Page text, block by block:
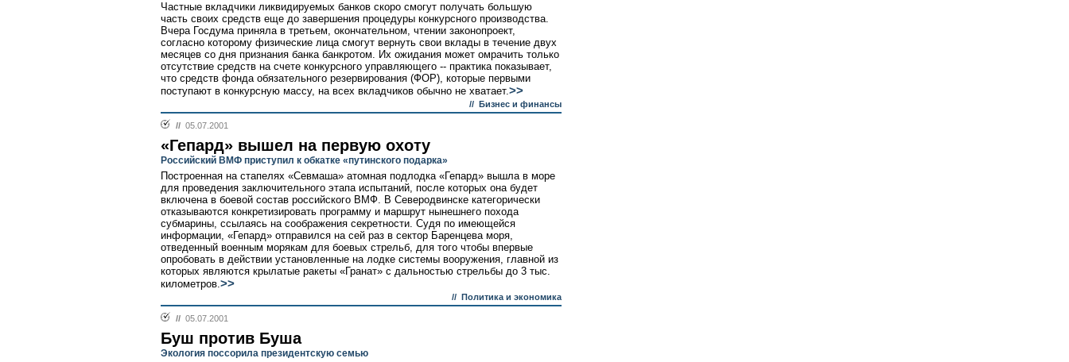
Частные вкладчики ликвидируемых банков скоро смогут получать большую
часть своих средств еще до завершения процедуры конкурсного производства.
Вчера Госдума приняла в третьем, окончательном, чтении законопроект,
согласно которому физические лица смогут вернуть свои вклады в течение двух
месяцев со дня признания банка банкротом. Их ожидания может омрачить только
отсутствие средств на счете конкурсного управляющего -- практика показывает,
что средств фонда обязательного резервирования (ФОР), которые первыми
поступают в конкурсную массу, на всех вкладчиков обычно не хватает.>>
// Бизнес и финансы
// 05.07.2001
«Гепард» вышел на первую охоту
Российский ВМФ приступил к обкатке «путинского подарка»
Построенная на стапелях «Севмаша» атомная подлодка «Гепард» вышла в море
для проведения заключительного этапа испытаний, после которых она будет
включена в боевой состав российского ВМФ. В Северодвинске категорически
отказываются конкретизировать программу и маршрут нынешнего похода
субмарины, ссылаясь на соображения секретности. Судя по имеющейся
информации, «Гепард» отправился на сей раз в сектор Баренцева моря,
отведенный военным морякам для боевых стрельб, для того чтобы впервые
опробовать в действии установленные на лодке системы вооружения, главной из
которых являются крылатые ракеты «Гранат» с дальностью стрельбы до 3 тыс.
километров.>>
// Политика и экономика
// 05.07.2001
Буш против Буша
Экология поссорила президентскую семью